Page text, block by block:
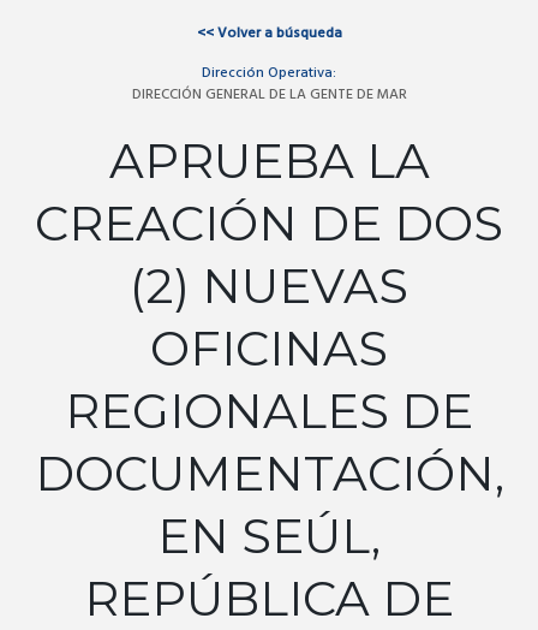
<<Volver a búsqueda
Dirección Operativa:
DIRECCIÓN GENERAL DE LA GENTE DE MAR
APRUEBA LA
CREACIÓN DE DOS
(2) NUEVAS
OFICINAS
REGIONALES DE
DOCUMENTACIÓN,
EN SEÚL,
REPÚBLICA DE